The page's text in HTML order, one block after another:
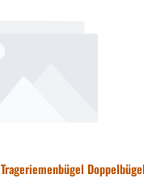
Trageriemenbügel Doppelbügel